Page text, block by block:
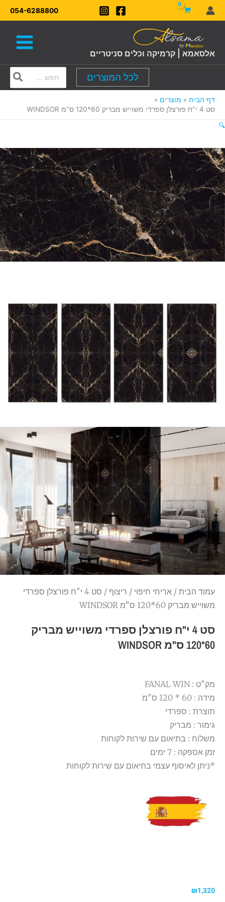
דילוג
לתוכן
054-6288800
אלסאמא | קרמיקה וכלים סניטריים
לכל המוצרים
for:
דף הבית
מוצרים
סט 4 י"ח פורצלן ספרדי משוייש מבריק 60*120 ס"מ WINDSOR
🔍
עמוד הבית / אריחי חיפוי / ריצוף
/ סט 4 י"ח פורצלן ספרדי
משוייש מבריק 60*120 ס"מ WINDSOR
סט 4 י"ח פורצלן ספרדי משוייש מבריק
60*120 ס"מ WINDSOR
מק"ט : FANAL WIN
מידה : 60 * 120 ס"מ
תוצרת : ספרדי
גימור : מבריק
משלוח : בתיאום עם שירות לקוחות
זמן אספקה : 7 ימים
*ניתן לאיסוף עצמי בתיאום עם שירות לקוחות
₪1,320